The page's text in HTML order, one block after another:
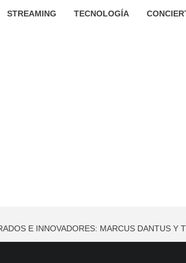
STREAMING TECNOLOGÍA
E INNOVADORES: MARCUS DANTUS Y